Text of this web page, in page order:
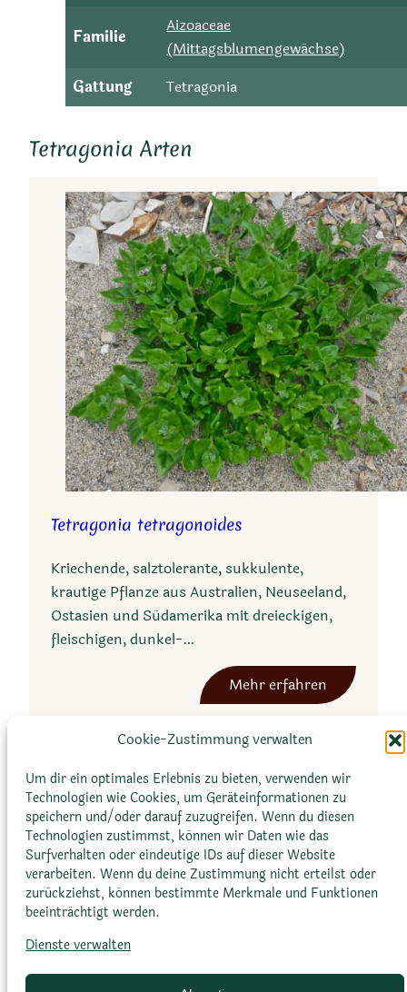
Cookie-Zustimmung verwalten
Um dir ein optimales Erlebnis zu bieten, verwenden wir
Technologien wie Cookies, um Geräteinformationen zu
speichern und/oder darauf zuzugreifen. Wenn du diesen
Technologien zustimmst, können wir Daten wie das
Surfverhalten oder eindeutige IDs auf dieser Website
verarbeiten. Wenn du deine Zustimmung nicht erteilst oder
zurückziehst, können bestimmte Merkmale und Funktionen
beeinträchtigt werden.
Dienste verwalten
Familie
Aizoaceae
(Mittagsblumengewächse)
Gattung
Tetragonia
Tetragonia Arten
Tetragonia tetragonoides
Kriechende, salztolerante, sukkulente,
krautige Pflanze aus Australien, Neuseeland,
Ostasien und Südamerika mit dreieckigen,
fleischigen, dunkel-…
Mehr erfahren
T
r
a
g
o
n
i
Datenschutz­erklärung
Cookie-Richtlinie (EU)